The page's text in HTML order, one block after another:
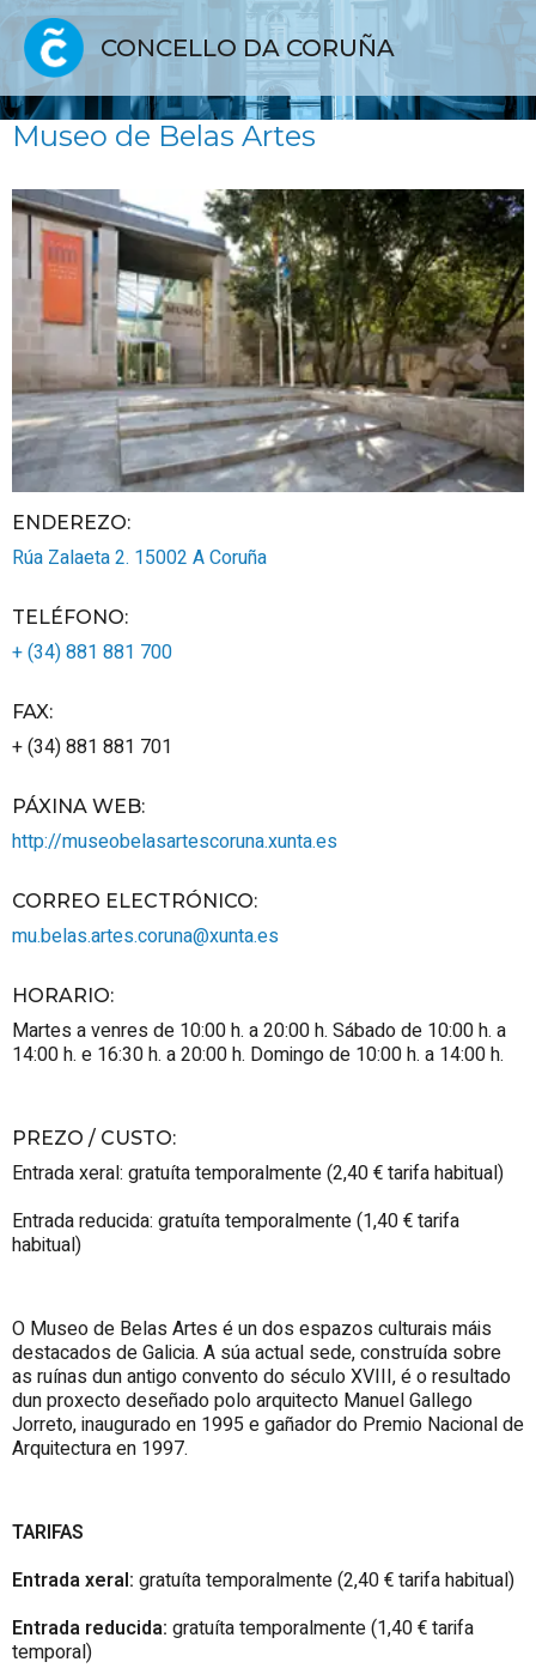
CONCELLO DA CORUÑA
Museo de Belas Artes
ENDEREZO:
Rúa Zalaeta 2. 15002 A Coruña
TELÉFONO:
+ (34) 881 881 700
FAX:
+ (34) 881 881 701
PÁXINA WEB:
http://museobelasartescoruna.xunta.es
CORREO ELECTRÓNICO:
mu.belas.artes.coruna@xunta.es
HORARIO:
Martes a venres de 10:00 h. a 20:00 h. Sábado de 10:00 h. a
14:00 h. e 16:30 h. a 20:00 h. Domingo de 10:00 h. a 14:00 h.
PREZO / CUSTO:
Entrada xeral: gratuíta temporalmente (2,40 € tarifa habitual)
Entrada reducida: gratuíta temporalmente (1,40 € tarifa
habitual)
O Museo de Belas Artes é un dos espazos culturais máis
destacados de Galicia. A súa actual sede, construída sobre
as ruínas dun antigo convento do século XVIII, é o resultado
dun proxecto deseñado polo arquitecto Manuel Gallego
Jorreto, inaugurado en 1995 e gañador do Premio Nacional de
Arquitectura en 1997.
TARIFAS
Entrada xeral: gratuíta temporalmente (2,40 € tarifa habitual)
Entrada reducida: gratuíta temporalmente (1,40 € tarifa
temporal)